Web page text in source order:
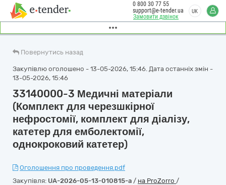
Замовити дзвінок
0 800 30 77 55
support@e-tender.ua
UK
Повернутись назад
Закупівлю оголошено - 13-05-2026, 15:46. Дата останніх змін -
13-05-2026, 15:46
33140000-3 Медичні матеріали
(Комплект для черезшкірної
нефростомії, комплект для діалізу,
катетер для емболектомії,
однокроковий катетер)
Оголошення про проведення.pdf
Закупівля: UA-2026-05-13-010815-a / на ProZorro /